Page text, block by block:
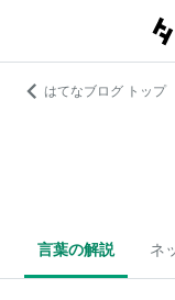
はてなブログ トップ
言葉の解説 ネ